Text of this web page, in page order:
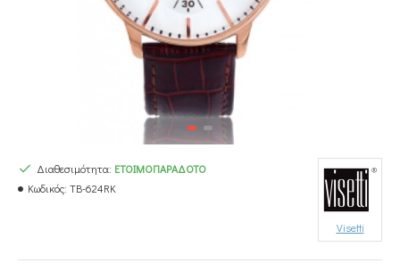
Διαθεσιμότητα: ΕΤΟΙΜΟΠΑΡΆΔΟΤΟ
Κωδικός: TB-624RK
Visetti